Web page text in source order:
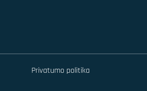
Privatumo politika